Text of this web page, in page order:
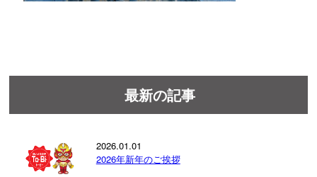
最新の記事
2026.01.01
2026年新年のご挨拶